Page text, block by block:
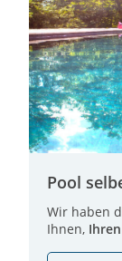
Pool
Wir haben
Ihnen,